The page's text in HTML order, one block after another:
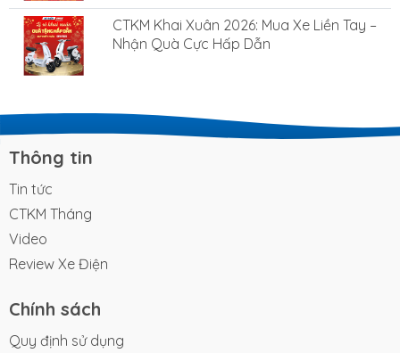
CTKM Khai Xuân 2026: Mua Xe Liền Tay –
Nhận Quà Cực Hấp Dẫn
Thông tin
Tin tức
CTKM Tháng
Video
Review Xe Điện
Chính sách
Quy định sử dụng